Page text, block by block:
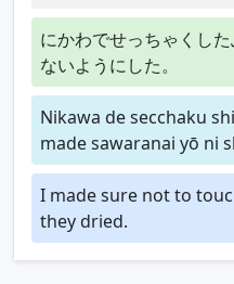
にかわでせっちゃくし
ないようにした。
Nikawa de secchaku
made sawaranai yō ni
I made sure not to
they dried.